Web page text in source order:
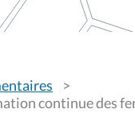
continue des